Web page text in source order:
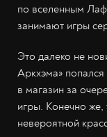
по вселенным
занимают игры
Это далеко не
Аркхэма»
в магазин за
игры. Конечно
невероятной